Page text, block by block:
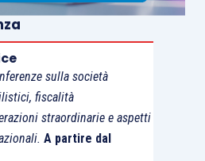
di questi grandi temi.
mi chiedo ogni volta
o individuiamo i
è: quanto di tutto
sarà utile al
fatica porta avanti
e che, a volte, si
sulla società
fiscalità
straordinarie e aspetti
A partire dal